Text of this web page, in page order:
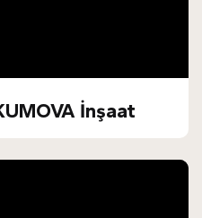
İnşaat